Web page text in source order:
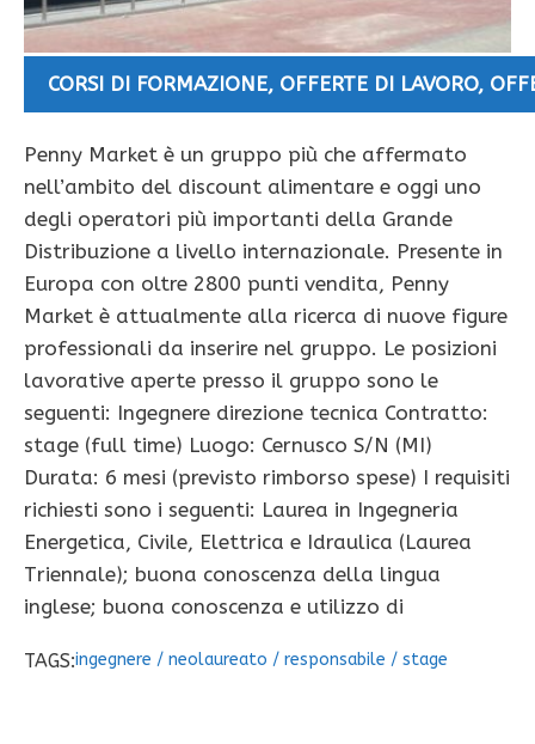
CORSI DI FORMAZIONE, OFFERTE DI LAVORO,
Penny Market è un gruppo più che affermato
nell’ambito del discount alimentare e oggi uno
degli operatori più importanti della Grande
Distribuzione a livello internazionale. Presente in
Europa con oltre 2800 punti vendita, Penny
Market è attualmente alla ricerca di nuove figure
professionali da inserire nel gruppo. Le posizioni
lavorative aperte presso il gruppo sono le
seguenti: Ingegnere direzione tecnica Contratto:
stage (full time) Luogo: Cernusco S/N (MI)
Durata: 6 mesi (previsto rimborso spese) I requisiti
richiesti sono i seguenti: Laurea in Ingegneria
Energetica, Civile, Elettrica e Idraulica (Laurea
Triennale); buona conoscenza della lingua
inglese; buona conoscenza e utilizzo di
TAGS:ingegnere / neolaureato / responsabile / stage